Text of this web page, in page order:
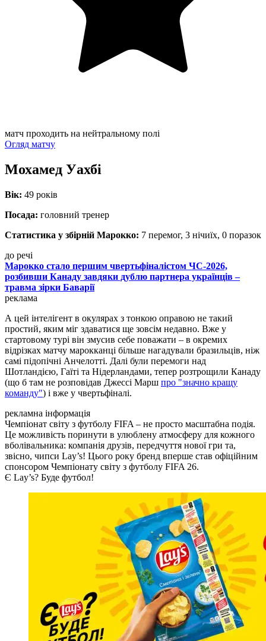
матч проходить на нейтральному полі
Огляд матчу
Мохамед Уахбі
Вік: 49 років
Посада: головний тренер
Статистика у збірній Марокко: 7 перемог, 3 нічиїх, 0 поразок
до речі
Марокко стало першим чвертьфіналістом ЧС-2026,
розбивши Канаду завдяки дублю партнера українців –
травма зірки Баварії
реклама
А цей інтелігент в окулярах з тонкою оправою не такий
простий, яким міг здаватися ще зовсім недавно. Вже у
стартовому турі він змусив себе поважати – в окремих
відрізках матчу марокканці більше нагадували бразильців, ніж
самі підопічні Анчелотті. Далі були перемоги над
Шотландією, Гаїті та Нідерландами, тепер розтрощили Канаду
(що б там не розповідав Джессі Марш про "значно кращу
команду") і вже у чвертьфіналі.
рекламна інформація
Чемпіонат світу з футболу FIFA – не просто масштабна подія.
Це можливість поринути в улюблену атмосферу для кожного
вболівальника: компанія друзів, передчуття нової гри та,
звісно, чипси Lay’s! Цього року бренд вперше став офіційним
спонсором Чемпіонату світу з футболу FIFA 26.
Є Lay’s? Буде футбол!